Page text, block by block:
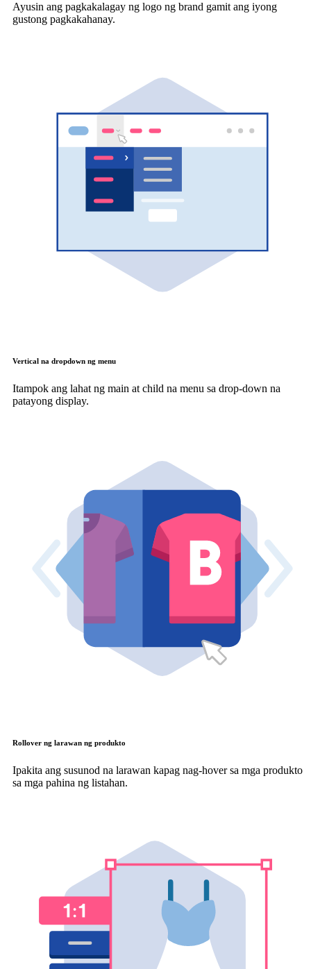
Ayusin ang pagkakalagay ng logo ng brand gamit ang iyong
gustong pagkakahanay.
Vertical na dropdown ng menu
Itampok ang lahat ng main at child na menu sa drop-down na
patayong display.
Rollover ng larawan ng produkto
Ipakita ang susunod na larawan kapag nag-hover sa mga produkto
sa mga pahina ng listahan.